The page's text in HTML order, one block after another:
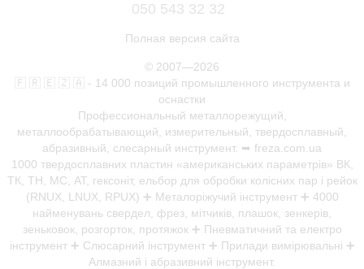
050 543 32 32
Полная версия сайта
© 2007—2026
🇫 🇷 🇪 🇿 🇦 - 14 000 позиций промышленного инструмента и
оснастки
Профессиональный металлорежущий,
металлообрабатывающий, измерительный, твердосплавный,
абразивный, слесарный инструмент. ➥ freza.com.ua
1000 твердосплавних пластин «американських параметрів» ВК,
ТК, ТН, МС, АТ, гексоніт, ельбор для обробки колісних пар і рейок
(RNUX, LNUX, RPUX) ➕ Металоріжучий інструмент ➕ 4000
найменувань свердел, фрез, мітчиків, плашок, зенкерів,
зеньковок, розгорток, протяжок ➕ Пневматичний та електро
інструмент ➕ Слюсарний інструмент ➕ Прилади вимірювальні ➕
Алмазний і абразивний інструмент.